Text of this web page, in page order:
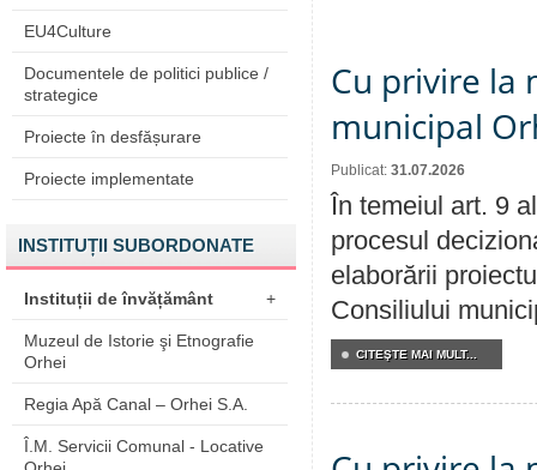
EU4Culture
Documentele de politici publice /
strategice
Proiecte în desfășurare
Proiecte implementate
INSTITUȚII SUBORDONATE
Instituții de învățământ +
Muzeul de Istorie şi Etnografie
Orhei
Regia Apă Canal – Orhei S.A.
Î.M. Servicii Comunal - Locative
Cu privire la
municipal
Publicat: 31.07.2026
În temeiul art. 9
procesul
elaborării
Consiliului
CITEŞTE MAI MULT...